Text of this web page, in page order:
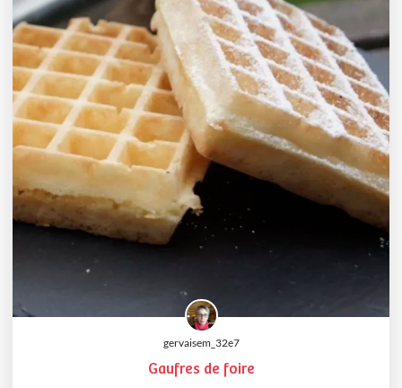
gervaisem_32e7
Gaufres de foire